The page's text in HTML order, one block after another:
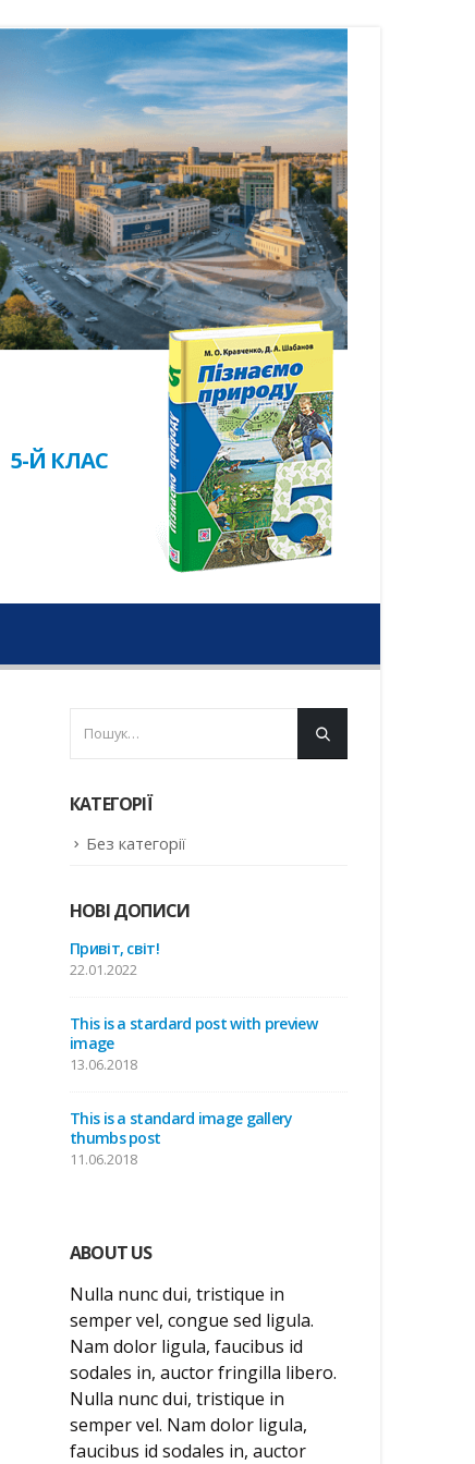
5-Й КЛАС
КАТЕГОРІЇ
Без категорії
НОВІ ДОПИСИ
Привіт, світ!
22.01.2022
This is a stardard post with preview
image
13.06.2018
This is a standard image gallery
thumbs post
11.06.2018
ABOUT US
Nulla nunc dui, tristique in
semper vel, congue sed ligula.
Nam dolor ligula, faucibus id
sodales in, auctor fringilla libero.
Nulla nunc dui, tristique in
semper vel. Nam dolor ligula,
faucibus id sodales in, auctor